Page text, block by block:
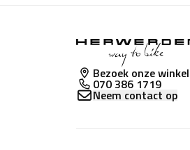
Bezoek onze winkel
070 386 1719
Neem contact op